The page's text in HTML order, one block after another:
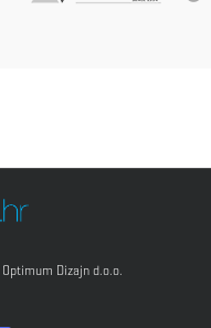
Optimum Dizajn d.o.o.